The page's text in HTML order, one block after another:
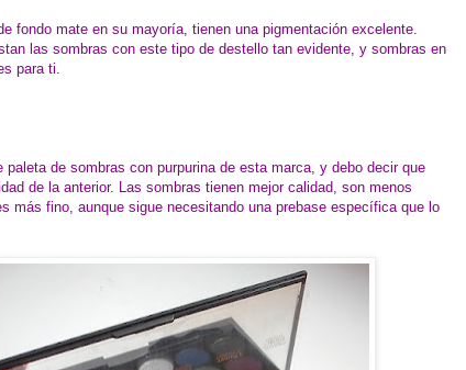
fondo mate en su mayoría, tienen una pigmentación excelente.
las sombras con este tipo de destello tan evidente, y sombras en
para ti.
paleta de sombras con purpurina de esta marca, y debo decir que
de la anterior. Las sombras tienen mejor calidad, son menos
más fino, aunque sigue necesitando una prebase específica que lo